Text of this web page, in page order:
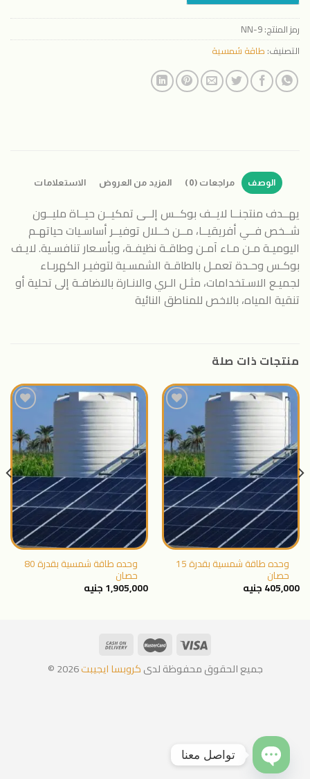
رمز المنتج:NN-9
التصنيف: طاقة شمسية
الوصف مراجعات (0) المزيد من العروض الاستعلامات
يهــدف منتجنــا لايــف بوكــس إلــى تمكيــن حيــاة مليــون
شــخص فــي أفريقيــا، مــن خــلال توفيــر أساسـيات حياتهـم
اليوميـة مـن مـاء آمـن وطاقـة نظيفـة، وبأسـعار تنافسـية. لايـف
بوكـس وحـدة تعمـل بالطاقـة الشمسـية لتوفيـر الكهربـاء
لجميـع الاسـتخدامات، مثـل الـري والانـارة بالاضافـة إلى تحلية أو
تنقية المياه، بالاخص للمناطق النائية
منتجات ذات صلة
اضافة
الى
المنتجات
المفضلة
وحده طاقة شمسية بقدرة 15
حصان
405,000جنيه
اضافة
الى
المنتجات
المفضلة
وحده طاقة شمسية بقدرة 80
حصان
1,905,000جنيه
جميع الحقوق محفوظة لدىكروبسا ايجيبت2026 ©
تواصل معنا